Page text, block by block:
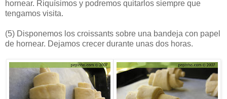
hornear. Riquísimos y podremos quitarlos siempre que
tengamos visita.
(5) Disponemos los croissants sobre una bandeja con papel
de hornear. Dejamos crecer durante unas dos horas.